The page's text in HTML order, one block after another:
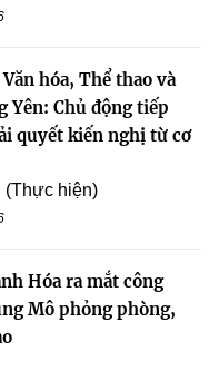
hóa, Thể thao và
Yên: Chủ động tiếp
quyết kiến nghị từ cơ
(Thực hiện)
Hóa ra mắt công
Mô phỏng phòng,